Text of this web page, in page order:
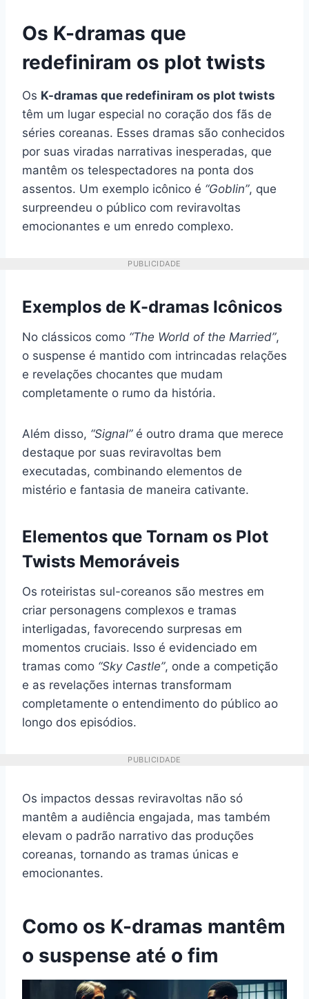
Os K-dramas que
redefiniram os plot twists
Os K-dramas que redefiniram os plot twists
têm um lugar especial no coração dos fãs de
séries coreanas. Esses dramas são conhecidos
por suas viradas narrativas inesperadas, que
mantêm os telespectadores na ponta dos
assentos. Um exemplo icônico é “Goblin”, que
surpreendeu o público com reviravoltas
emocionantes e um enredo complexo.
PUBLICIDADE
Exemplos de K-dramas Icônicos
No clássicos como “The World of the Married”,
o suspense é mantido com intrincadas relações
e revelações chocantes que mudam
completamente o rumo da história.
Além disso, “Signal”é outro drama que merece
destaque por suas reviravoltas bem
executadas, combinando elementos de
mistério e fantasia de maneira cativante.
Elementos que Tornam os Plot
Twists Memoráveis
Os roteiristas sul-coreanos são mestres em
criar personagens complexos e tramas
interligadas, favorecendo surpresas em
momentos cruciais. Isso é evidenciado em
tramas como “Sky Castle”, onde a competição
e as revelações internas transformam
completamente o entendimento do público ao
longo dos episódios.
PUBLICIDADE
Os impactos dessas reviravoltas não só
mantêm a audiência engajada, mas também
elevam o padrão narrativo das produções
coreanas, tornando as tramas únicas e
emocionantes.
Como os K-dramas mantêm
o suspense até o fim